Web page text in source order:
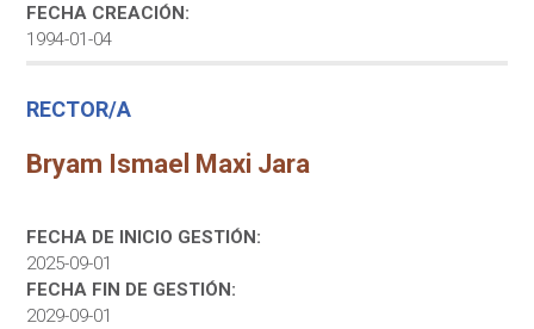
FECHA CREACIÓN:
1994-01-04
RECTOR/A
Bryam Ismael Maxi Jara
FECHA DE INICIO GESTIÓN:
2025-09-01
FECHA FIN DE GESTIÓN:
2029-09-01